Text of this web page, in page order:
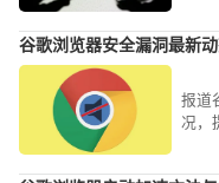
谷歌浏览器安全漏洞最新
报道
况，